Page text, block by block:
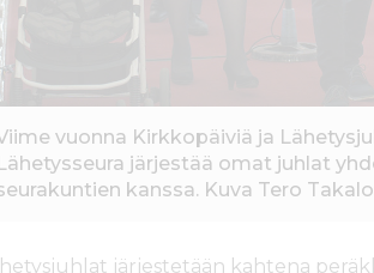
vuonna Kirkkopäiviä ja
järjestää omat juhlat
kanssa. Kuva Tero Takalo
järjestetään kahtena